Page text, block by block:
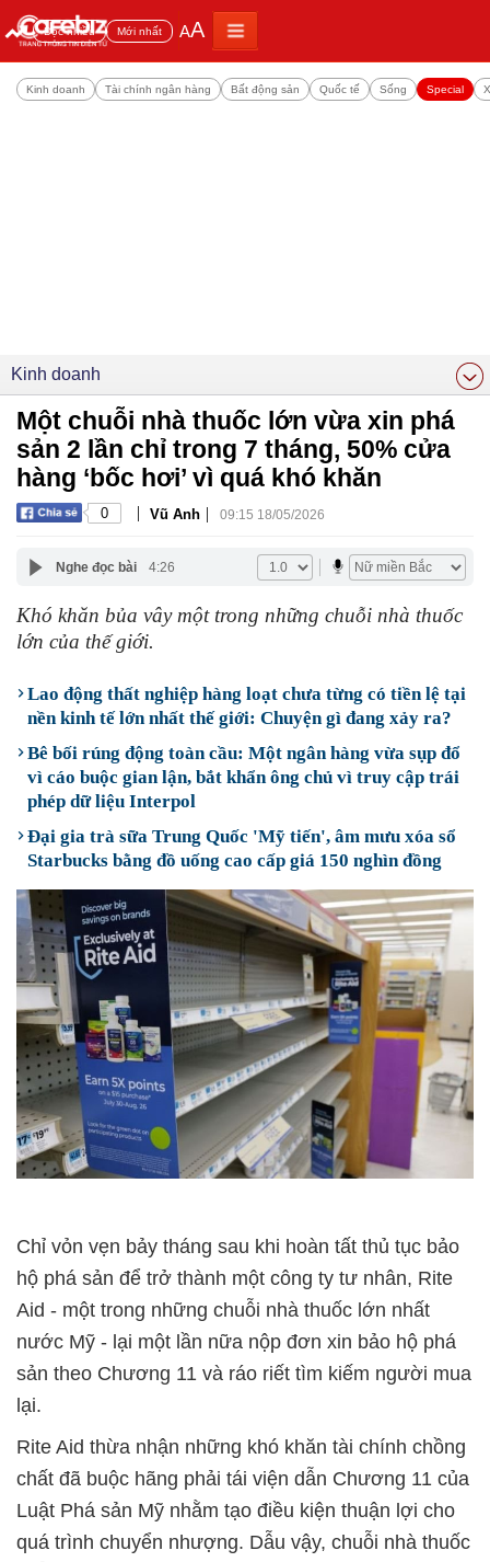
Đọc nhiều Mới nhất AA
Kinh doanh Tài chính ngân hàng Bất động sản Quốc tế Sống Special
Kinh doanh
Một chuỗi nhà thuốc lớn vừa xin phá
sản 2 lần chỉ trong 7 tháng, 50% cửa
hàng ‘bốc hơi’ vì quá khó khăn
0 | Vũ Anh | 09:15 18/05/2026
Nghe đọc bài 4:26
Khó khăn bủa vây một trong những chuỗi nhà thuốc
lớn của thế giới.
Lao động thất nghiệp hàng loạt chưa từng có tiền lệ tại
nền kinh tế lớn nhất thế giới: Chuyện gì đang xảy ra?
Bê bối rúng động toàn cầu: Một ngân hàng vừa sụp đổ
vì cáo buộc gian lận, bắt khẩn ông chủ vì truy cập trái
phép dữ liệu Interpol
Đại gia trà sữa Trung Quốc 'Mỹ tiến', âm mưu xóa sổ
Starbucks bằng đồ uống cao cấp giá 150 nghìn đồng
Chỉ vỏn vẹn bảy tháng sau khi hoàn tất thủ tục bảo
hộ phá sản để trở thành một công ty tư nhân, Rite
Aid - một trong những chuỗi nhà thuốc lớn nhất
nước Mỹ - lại một lần nữa nộp đơn xin bảo hộ phá
sản theo Chương 11 và ráo riết tìm kiếm người mua
lại.
Rite Aid thừa nhận những khó khăn tài chính chồng
chất đã buộc hãng phải tái viện dẫn Chương 11 của
Luật Phá sản Mỹ nhằm tạo điều kiện thuận lợi cho
quá trình chuyển nhượng. Dẫu vậy, chuỗi nhà thuốc